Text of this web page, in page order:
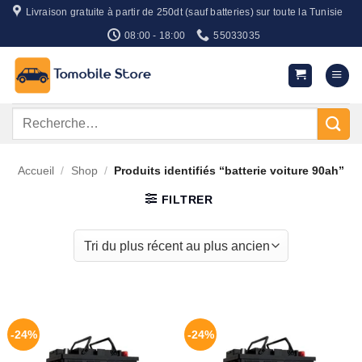
Passer
contenu
Livraison gratuite à partir de 250dt (sauf batteries) sur toute la Tunisie
08:00 - 18:00 55033035
Recherche
Accueil / Shop / Produits identifiés “batterie voiture 90ah”
FILTRER
-24% -24%